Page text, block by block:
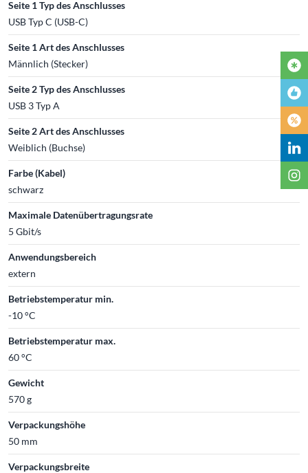
Seite 1 Typ des Anschlusses
USB Typ C (USB-C)
Seite 1 Art des Anschlusses
Männlich (Stecker)
Seite 2 Typ des Anschlusses
USB 3 Typ A
Seite 2 Art des Anschlusses
Weiblich (Buchse)
Farbe (Kabel)
schwarz
Maximale Datenübertragungsrate
5 Gbit/s
Anwendungsbereich
extern
Betriebstemperatur min.
-10 °C
Betriebstemperatur max.
60 °C
Gewicht
570 g
Verpackungshöhe
50 mm
Verpackungsbreite